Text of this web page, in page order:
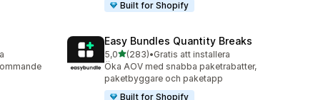
Built for Shopify
Easy Bundles Quantity Breaks
5,0av 5 stjärnor
(283)
283 recensioner totalt
•Gratis att installera
Öka AOV med snabba paketrabatter,
paketbyggare och paketapp
Built for Shopify